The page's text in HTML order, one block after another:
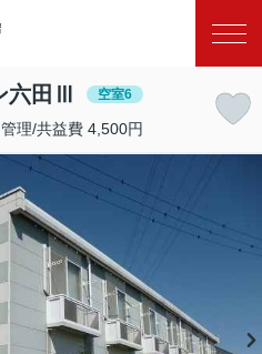
六田Ⅲ 空室6
管理/共益費 4,500円